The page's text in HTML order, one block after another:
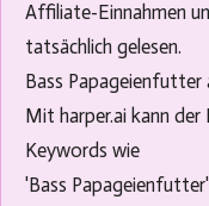
Affiliate-Einnahmen
tatsächlich gelesen.
Bass Papageienfutter
Mit harper.ai kann der
Keywords wie
'Bass